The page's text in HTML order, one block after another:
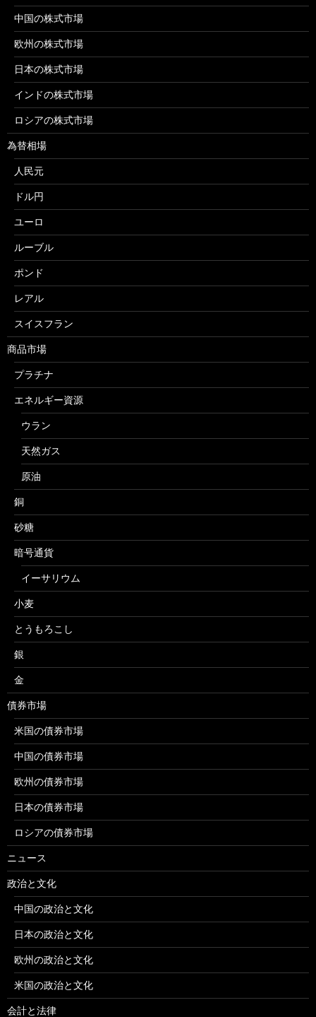
中国の株式市場
欧州の株式市場
日本の株式市場
インドの株式市場
ロシアの株式市場
為替相場
人民元
ドル円
ユーロ
ルーブル
ポンド
レアル
スイスフラン
商品市場
プラチナ
エネルギー資源
ウラン
天然ガス
原油
銅
砂糖
暗号通貨
イーサリウム
小麦
とうもろこし
銀
金
債券市場
米国の債券市場
中国の債券市場
欧州の債券市場
日本の債券市場
ロシアの債券市場
ニュース
政治と文化
中国の政治と文化
日本の政治と文化
欧州の政治と文化
米国の政治と文化
会計と法律